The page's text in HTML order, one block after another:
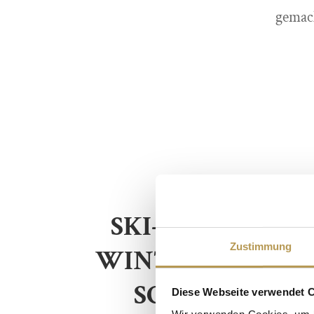
Zustimmung
Diese Webseite verwendet
SKI-LANGLAUF